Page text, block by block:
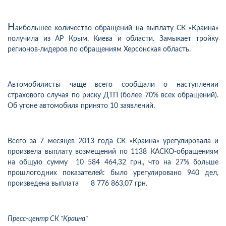
Н аибольшее количество обращений на выплату СК «Краина»
получила из АР Крым, Киева и области. Замыкает тройку
регионов-лидеров по обращениям Херсонская область.
Автомобилисты чаще всего сообщали о наступлении
страхового случая по риску ДТП (более 70% всех обращений).
Об угоне автомобиля принято 10 заявлений.
Всего за 7 месяцев 2013 года СК «Краина» урегулировала и
произвела выплату возмещений по 1138 КАСКО-обращениям
на общую сумму 10 584 464,32 грн., что на 27% больше
прошлогодних показателей: было урегулировано 940 дел,
произведена выплата 8 776 863,07 грн.
Пресс-центр СК "Краина"